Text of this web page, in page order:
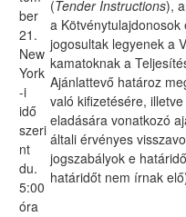
ber
21.
New
York
-i
idő
szeri
nt
du.
5:00
óra
(Tender Instructions),
a
jogosultak legyenek a
kamatoknak a
Ajánlattevő határoz
való kifizetésére,
eladására vonatkozó
általi érvényes
jogszabályok e
határidőt nem írnak